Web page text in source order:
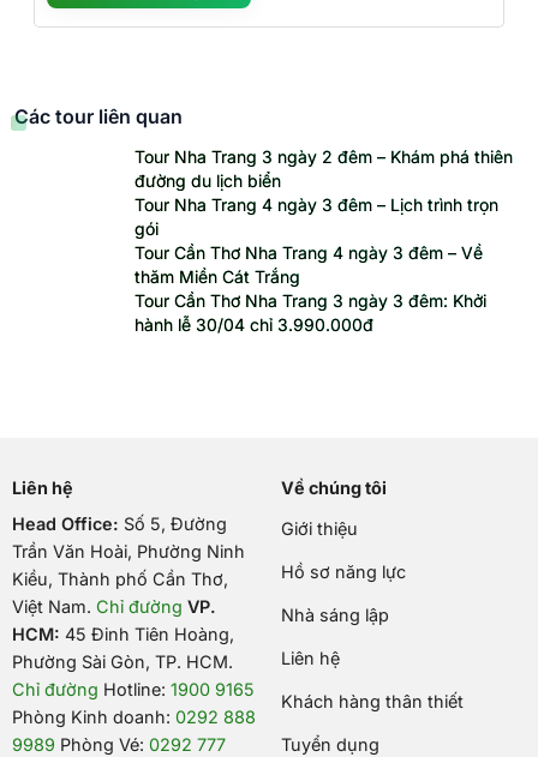
Các tour liên quan
Tour Nha Trang 3 ngày 2 đêm – Khám phá thiên
đường du lịch biển
Tour Nha Trang 4 ngày 3 đêm – Lịch trình trọn
gói
Tour Cần Thơ Nha Trang 4 ngày 3 đêm – Về
thăm Miền Cát Trắng
Tour Cần Thơ Nha Trang 3 ngày 3 đêm: Khởi
hành lễ 30/04 chỉ 3.990.000đ
Liên hệ
Head Office: Số 5, Đường
Trần Văn Hoài, Phường Ninh
Kiều, Thành phố Cần Thơ,
Việt Nam. Chỉ đường VP.
HCM: 45 Đinh Tiên Hoàng,
Phường Sài Gòn, TP. HCM.
Chỉ đường Hotline: 1900 9165
Phòng Kinh doanh: 0292 888
9989 Phòng Vé: 0292 777
Về chúng tôi
Giới thiệu
Hồ sơ năng lực
Nhà sáng lập
Liên hệ
Khách hàng thân thiết
Tuyển dụng